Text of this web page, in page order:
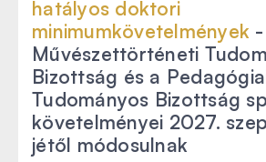
hatályos doktori
minimumkövetelmények
Művészettörténeti
Bizottság és a
Tudományos Bizottság
követelményei 2027.
jétől módosulnak